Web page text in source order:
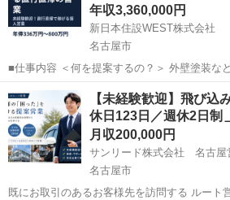
年収3,360,000円
新日本住設WEST株式会社
名古屋市
■仕事内容 ＜何を提案するの？＞ 外壁塗装な
すでに専任スタッフがアポイントを取ったに
ービスに興味をお持ちのお客様のみに提案できます。 ＜
は？＞ ▼お客様に...
愛知 名古屋市 営業 未経験
【未経験歓迎】飛び込
休日123日／週休2日制
月収200,000円
サンリード株式会社 名古屋
名古屋市
既にお取引のあるお客様先を訪問する ルート営